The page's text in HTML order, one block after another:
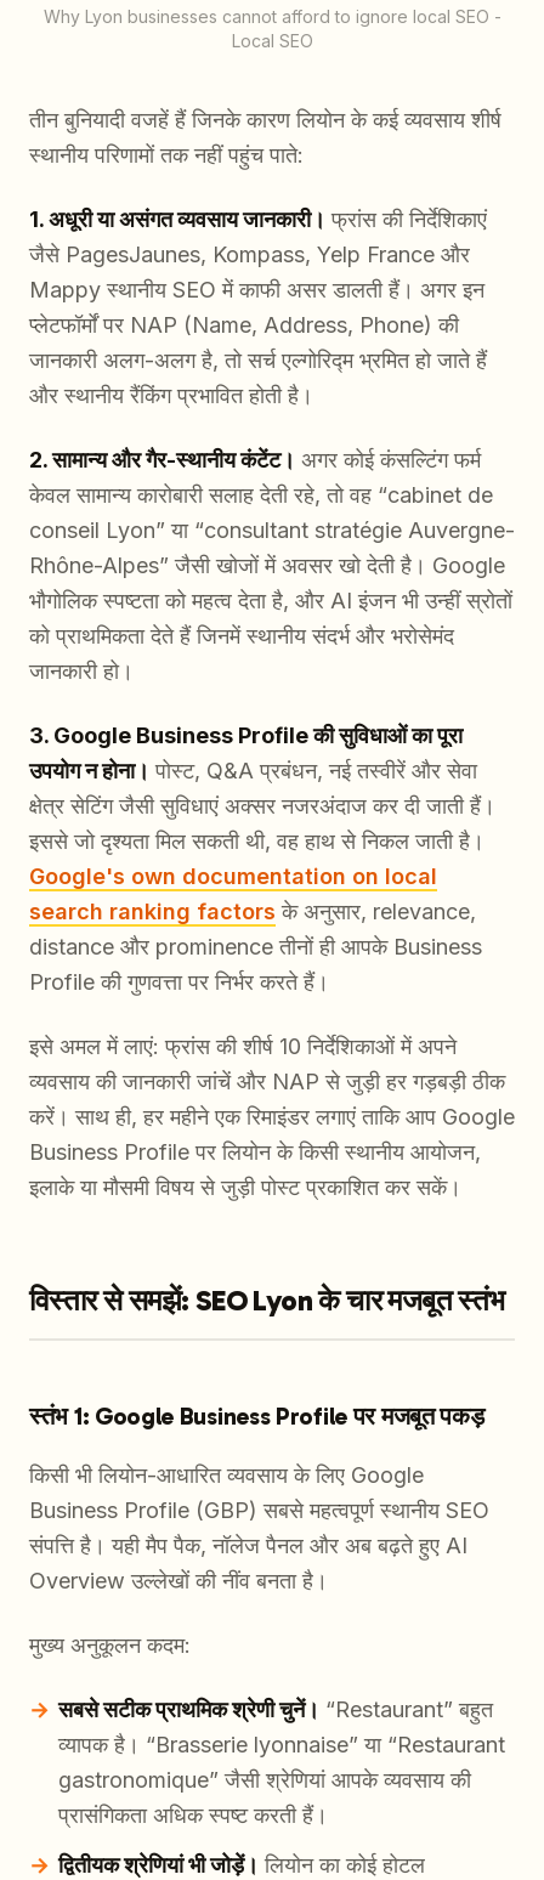
Why Lyon businesses cannot afford to ignore local SEO -
Local SEO
तीन बुनियादी वजहें हैं जिनके कारण लियोन के कई व्यवसाय शीर्ष
स्थानीय परिणामों तक नहीं पहुंच पाते:
1. अधूरी या असंगत व्यवसाय जानकारी। फ्रांस की निर्देशिकाएं
जैसे PagesJaunes, Kompass, Yelp France और
Mappy स्थानीय SEO में काफी असर डालती हैं। अगर इन
प्लेटफॉर्मों पर NAP (Name, Address, Phone) की
जानकारी अलग-अलग है, तो सर्च एल्गोरिद्म भ्रमित हो जाते हैं
और स्थानीय रैंकिंग प्रभावित होती है।
2. सामान्य और गैर-स्थानीय कंटेंट। अगर कोई कंसल्टिंग फर्म
केवल सामान्य कारोबारी सलाह देती रहे, तो वह “cabinet de
conseil Lyon” या “consultant stratégie Auvergne-
Rhône-Alpes” जैसी खोजों में अवसर खो देती है। Google
भौगोलिक स्पष्टता को महत्व देता है, और AI इंजन भी उन्हीं स्रोतों
को प्राथमिकता देते हैं जिनमें स्थानीय संदर्भ और भरोसेमंद
जानकारी हो।
3. Google Business Profile की सुविधाओं का पूरा
उपयोग न होना। पोस्ट, Q&A प्रबंधन, नई तस्वीरें और सेवा
क्षेत्र सेटिंग जैसी सुविधाएं अक्सर नजरअंदाज कर दी जाती हैं।
इससे जो दृश्यता मिल सकती थी, वह हाथ से निकल जाती है।
Google's own documentation on local
search ranking factors के अनुसार, relevance,
distance और prominence तीनों ही आपके Business
Profile की गुणवत्ता पर निर्भर करते हैं।
इसे अमल में लाएं: फ्रांस की शीर्ष 10 निर्देशिकाओं में अपने
व्यवसाय की जानकारी जांचें और NAP से जुड़ी हर गड़बड़ी ठीक
करें। साथ ही, हर महीने एक रिमाइंडर लगाएं ताकि आप Google
Business Profile पर लियोन के किसी स्थानीय आयोजन,
इलाके या मौसमी विषय से जुड़ी पोस्ट प्रकाशित कर सकें।
विस्तार से समझें: SEO Lyon के चार मजबूत स्तंभ
स्तंभ 1: Google Business Profile पर मजबूत पकड़
किसी भी लियोन-आधारित व्यवसाय के लिए Google
Business Profile (GBP) सबसे महत्वपूर्ण स्थानीय SEO
संपत्ति है। यही मैप पैक, नॉलेज पैनल और अब बढ़ते हुए AI
Overview उल्लेखों की नींव बनता है।
मुख्य अनुकूलन कदम:
सबसे सटीक प्राथमिक श्रेणी चुनें। “Restaurant” बहुत
व्यापक है। “Brasserie lyonnaise” या “Restaurant
gastronomique” जैसी श्रेणियां आपके व्यवसाय की
प्रासंगिकता अधिक स्पष्ट करती हैं।
द्वितीयक श्रेणियां भी जोड़ें। लियोन का कोई होटल